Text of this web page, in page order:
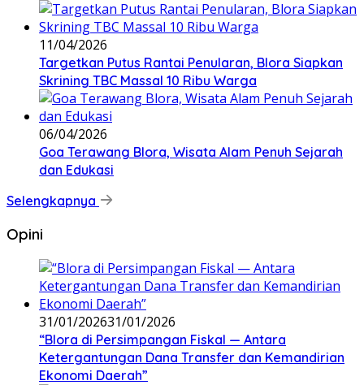
11/04/2026
‎Targetkan Putus Rantai Penularan, Blora Siapkan
Skrining TBC Massal 10 Ribu Warga
06/04/2026
Goa Terawang Blora, Wisata Alam Penuh Sejarah
dan Edukasi
Selengkapnya
Opini
31/01/202631/01/2026
‎“Blora di Persimpangan Fiskal — Antara
Ketergantungan Dana Transfer dan Kemandirian
Ekonomi Daerah”